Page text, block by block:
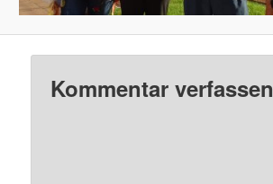
Kommentar verfassen